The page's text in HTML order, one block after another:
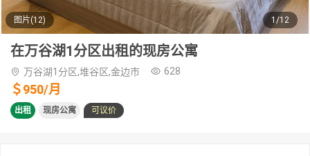
图片(12) 1/12
在万谷湖1分区出租的现房公寓
万谷湖1分区,堆谷区,金边市 628
＄950/月
出租 现房公寓 可议价